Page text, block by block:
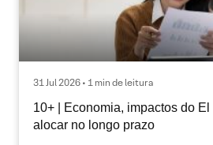
31 Jul 2026 • 1 min de leitura
10+ | Economia, impactos do
alocar no longo prazo